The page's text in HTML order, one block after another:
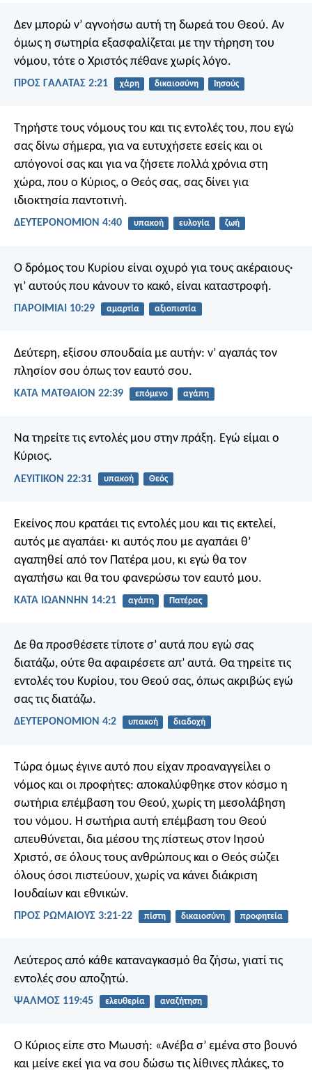
Δεν μπορώ ν’ αγνοήσω αυτή τη δωρεά του Θεού. Αν
όμως η σωτηρία εξασφαλίζεται με την τήρηση του
νόμου, τότε ο Χριστός πέθανε χωρίς λόγο.
ΠΡΟΣ ΓΑΛΑΤΑΣ 2:21 χάρη δικαιοσύνη Ιησούς
Τηρήστε τους νόμους του και τις εντολές του, που εγώ
σας δίνω σήμερα, για να ευτυχήσετε εσείς και οι
απόγονοί σας και για να ζήσετε πολλά χρόνια στη
χώρα, που ο Κύριος, ο Θεός σας, σας δίνει για
ιδιοκτησία παντοτινή.
ΔΕΥΤΕΡΟΝΟΜΙΟΝ 4:40 υπακοή ευλογία ζωή
Ο δρόμος του Κυρίου είναι οχυρό για τους ακέραιους·
γι’ αυτούς που κάνουν το κακό, είναι καταστροφή.
ΠΑΡΟΙΜΙΑΙ 10:29 αμαρτία αξιοπιστία
Δεύτερη, εξίσου σπουδαία με αυτήν: ν’ αγαπάς τον
πλησίον σου όπως τον εαυτό σου.
ΚΑΤΑ ΜΑΤΘΑΙΟΝ 22:39 επόμενο αγάπη
Να τηρείτε τις εντολές μου στην πράξη. Εγώ είμαι ο
Κύριος.
ΛΕΥΙΤΙΚΟΝ 22:31 υπακοή Θεός
Εκείνος που κρατάει τις εντολές μου και τις εκτελεί,
αυτός με αγαπάει· κι αυτός που με αγαπάει θ’
αγαπηθεί από τον Πατέρα μου, κι εγώ θα τον
αγαπήσω και θα του φανερώσω τον εαυτό μου.
ΚΑΤΑ ΙΩΑΝΝΗΝ 14:21 αγάπη Πατέρας
Δε θα προσθέσετε τίποτε σ’ αυτά που εγώ σας
διατάζω, ούτε θα αφαιρέσετε απ’ αυτά. Θα τηρείτε τις
εντολές του Κυρίου, του Θεού σας, όπως ακριβώς εγώ
σας τις διατάζω.
ΔΕΥΤΕΡΟΝΟΜΙΟΝ 4:2 υπακοή διαδοχή
Τώρα όμως έγινε αυτό που είχαν προαναγγείλει ο
νόμος και οι προφήτες: αποκαλύφθηκε στον κόσμο η
σωτήρια επέμβαση του Θεού, χωρίς τη μεσολάβηση
του νόμου. Η σωτήρια αυτή επέμβαση του Θεού
απευθύνεται, δια μέσου της πίστεως στον Ιησού
Χριστό, σε όλους τους ανθρώπους και ο Θεός σώζει
όλους όσοι πιστεύουν, χωρίς να κάνει διάκριση
Ιουδαίων και εθνικών.
ΠΡΟΣ ΡΩΜΑΙΟΥΣ 3:21-22 πίστη δικαιοσύνη προφητεία
Λεύτερος από κάθε καταναγκασμό θα ζήσω, γιατί τις
εντολές σου αποζητώ.
ΨΑΛΜΌΣ 119:45 ελευθερία αναζήτηση
Ο Κύριος είπε στο Μωυσή: «Ανέβα σ’ εμένα στο βουνό
και μείνε εκεί για να σου δώσω τις λίθινες πλάκες, το